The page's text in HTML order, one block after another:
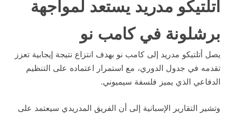
أتلتيكو مدريد يستعد لمواجهة
برشلونة في كامب نو
يصل أتلتيكو مدريد إلى كامب نو بهدف انتزاع نتيجة إيجابية تعزز
تقدمه في جدول الدوري، مع استمرار اعتماده على التنظيم
الدفاعي الذي يميز فلسفة سيميوني.
وتشير التقارير الإسبانية إلى أن الفريق المدريدي سيعتمد على